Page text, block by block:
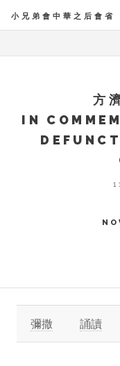
小兄弟會中華之后會省
方
IN
彌撒 誦讀